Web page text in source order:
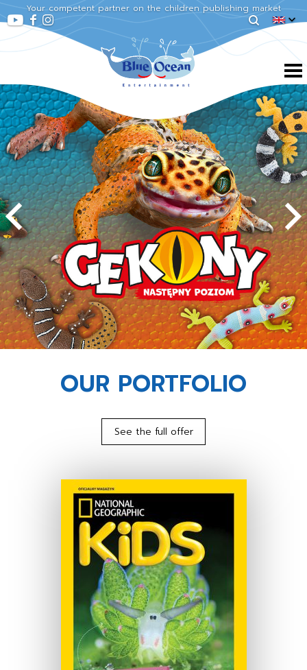
Your competent partner on the children publishing market
OUR PORTFOLIO
See the full offer